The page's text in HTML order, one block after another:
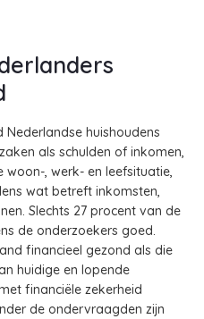
huishoudens
als schulden of inkomen,
, werk- en leefsituatie,
wat betreft inkomsten,
Slechts 27 procent van de
de onderzoekers goed.
financieel gezond als die
huidige en lopende
financiële zekerheid
de ondervraagden zijn